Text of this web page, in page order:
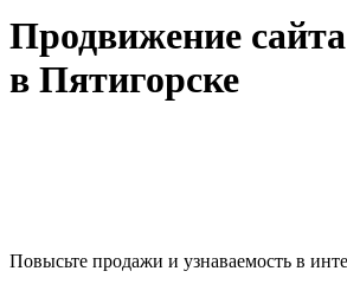
Продвижение
в Пятигорске
Повысьте продажи и узнаваемость в